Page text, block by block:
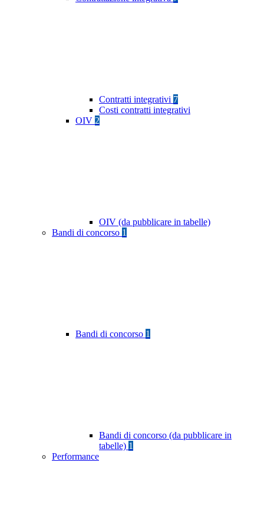
Contratti integrativi 7
Costi contratti integrativi
OIV 2
OIV (da pubblicare in tabelle)
Bandi di concorso 1
Bandi di concorso 1
Bandi di concorso (da pubblicare in
tabelle) 1
Performance